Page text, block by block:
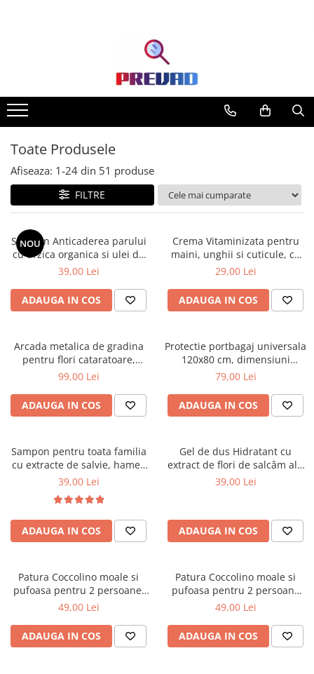
Toate Produsele
Afiseaza: 1-24 din 51 produse
FILTRE
NOU
Sampon Anticaderea parului
cu urzica organica si ulei de
ricin Cosmeplant, 1000 ml
39,00 Lei
ADAUGA IN COS
Crema Vitaminizata pentru
maini, unghii si cuticule, cu
extracte de fructe de padure
29,00 Lei
ADAUGA IN COS
Arcada metalica de gradina
pentru flori cataratoare,
240x140x38 cm
99,00 Lei
ADAUGA IN COS
Protectie portbagaj universala
120x80 cm, dimensiuni
ajustabile, negru
79,00 Lei
ADAUGA IN COS
Sampon pentru toata familia
cu extracte de salvie, hamei,
nuca, romanita, lavanda,
Cosmeplant, 1000 ml
39,00 Lei
ADAUGA IN COS
Gel de dus Hidratant cu
extract de flori de salcâm alb
organic Cosmeplant, 1000 ml
39,00 Lei
ADAUGA IN COS
Patura Coccolino moale si
pufoasa pentru 2 persoane,
200X230 cm, Verde
49,00 Lei
ADAUGA IN COS
Patura Coccolino moale si
pufoasa pentru 2 persoane
200X230 cm Bej
49,00 Lei
ADAUGA IN COS